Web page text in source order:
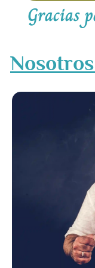
Gracias